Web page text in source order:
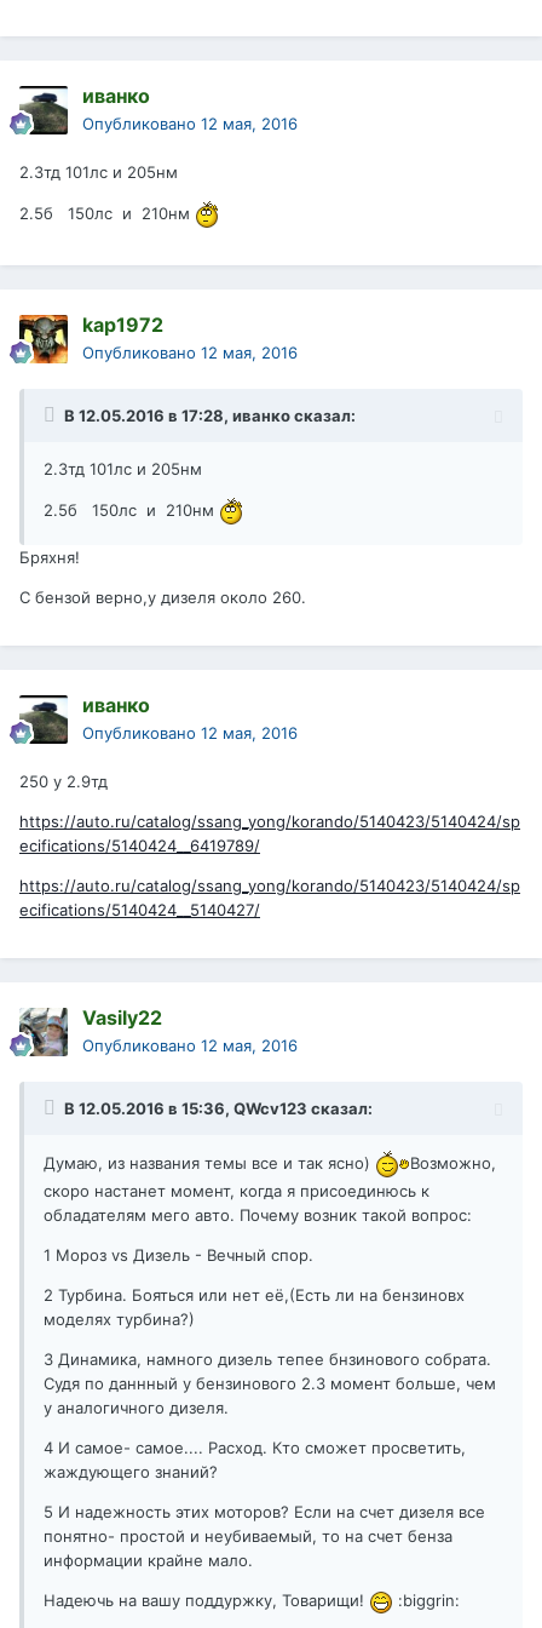
иванко
Опубликовано 12 мая, 2016
2.3тд 101лс и 205нм
2.5б 150лс и 210нм
kap1972
Опубликовано 12 мая, 2016
В 12.05.2016 в 17:28, иванко сказал:
2.3тд 101лс и 205нм
2.5б 150лс и 210нм
Бряхня!
С бензой верно,у дизеля около 260.
иванко
Опубликовано 12 мая, 2016
250 у 2.9тд
https://auto.ru/catalog/ssang_yong/korando/5140423/5140424/sp
ecifications/5140424__6419789/
https://auto.ru/catalog/ssang_yong/korando/5140423/5140424/sp
ecifications/5140424__5140427/
Vasily22
Опубликовано 12 мая, 2016
В 12.05.2016 в 15:36, QWcv123 сказал:
Думаю, из названия темы все и так ясно)
Возможно,
скоро настанет момент, когда я присоединюсь к
обладателям мего авто. Почему возник такой вопрос:
1 Мороз vs Дизель - Вечный спор.
2 Турбина. Бояться или нет её,(Есть ли на бензиновх
моделях турбина?)
3 Динамика, намного дизель тепее бнзинового собрата.
Судя по даннный у бензинового 2.3 момент больше, чем
у аналогичного дизеля.
4 И самое- самое.... Расход. Кто сможет просветить,
жаждующего знаний?
5 И надежность этих моторов? Если на счет дизеля все
понятно- простой и неубиваемый, то на счет бенза
информации крайне мало.
Надеючь на вашу поддуржку, Товарищи! :biggrin: